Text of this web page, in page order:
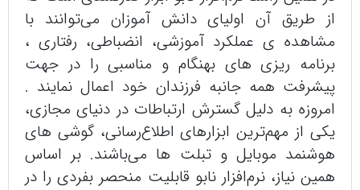
از طریق آن اولیای دانش آموزان می‌توانند با
مشاهده ی عملکرد آموزشی، انضباطی، رفتاری ،
برنامه ریزی های بهنگام و مناسبی را در جهت
پیشرفت همه جانبه فرزندان خود اعمال نمایند .
امروزه به دلیل گسترش ارتباطات در دنیای مجازی،
یکی از مهم‌ترین ابزارهای اطلاع‌رسانی،‌ گوشی های
هوشنمد موبایل و تبلت ها می‌باشند. بر اساس
همین نیاز، نرم‌افزار نابو قابلیت منحصر بفردی را در